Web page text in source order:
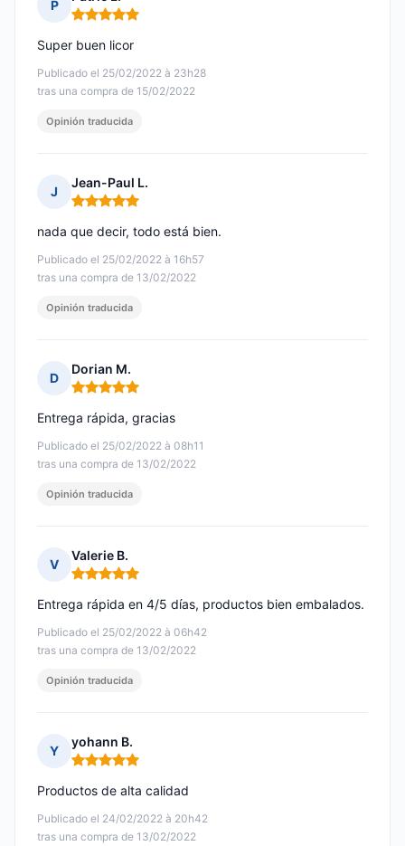
P
Nota: 5 de 5
Publicado el 25/02/2022 à 23h28
tras una compra de 15/02/2022
Super buen licor
Opinión traducida
J
Jean-Paul L.
Nota: 5 de 5
Publicado el 25/02/2022 à 16h57
tras una compra de 13/02/2022
nada que decir, todo está bien.
Opinión traducida
D
Dorian M.
Nota: 5 de 5
Publicado el 25/02/2022 à 08h11
tras una compra de 13/02/2022
Entrega rápida, gracias
Opinión traducida
V
Valerie B.
Nota: 5 de 5
Publicado el 25/02/2022 à 06h42
tras una compra de 13/02/2022
Entrega rápida en 4/5 días, productos bien embalados.
Opinión traducida
Y
yohann B.
Nota: 5 de 5
Publicado el 24/02/2022 à 20h42
tras una compra de 13/02/2022
Productos de alta calidad